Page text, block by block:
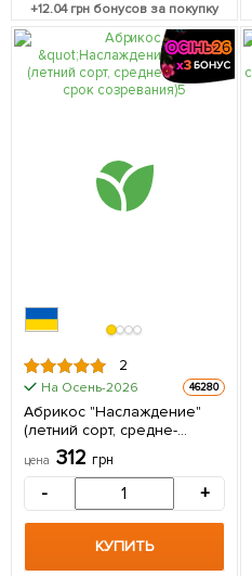
+12.04грн бонусов за покупку
2
На Осень-2026 46280
Абрикос "Наслаждение"
(летний сорт, средне-
поздний срок созревания)
1 саженец в упаковке
цена 312 грн
- +
КУПИТЬ